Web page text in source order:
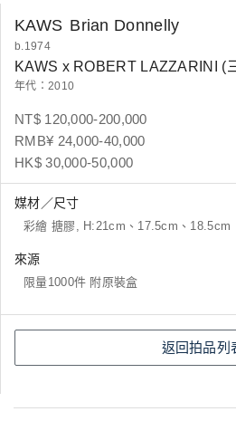
KAWS Brian Donnelly
b.1974
KAWS x ROBERT LAZZARINI (
年代：2010
NT$ 120,000-200,000
RMB¥ 24,000-40,000
HK$ 30,000-50,000
媒材／尺寸
彩繪 搪膠, H:21cm、17.5cm、18.5cm
來源
限量1000件 附原裝盒
返回拍品列